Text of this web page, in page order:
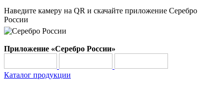
Наведите камеру на QR и скачайте приложение Серебро
России
Приложение «Серебро России»
Каталог продукции